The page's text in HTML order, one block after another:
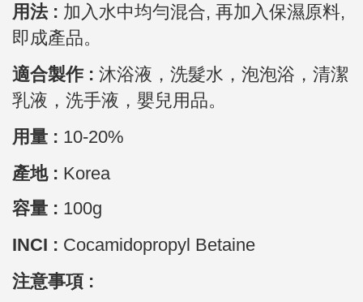
用法 : 加入水中均勻混合, 再加入保濕原料,
即成產品。
適合製作 : 沐浴液，洗髮水，泡泡浴，清潔
乳液，洗手液，嬰兒用品。
用量 : 10-20%
產地 : Korea
容量 : 100g
INCI : Cocamidopropyl Betaine
注意事項 :